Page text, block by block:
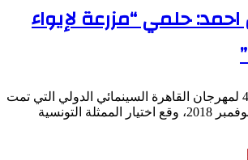
حلمي “مزرعة لإيواء
خلال الدورة 40 لمهرجان القاهرة السينمائي الدولي التي تمت
من 20 الى 29 نوفمبر 2018، وقع اختيار الممثلة التونسية